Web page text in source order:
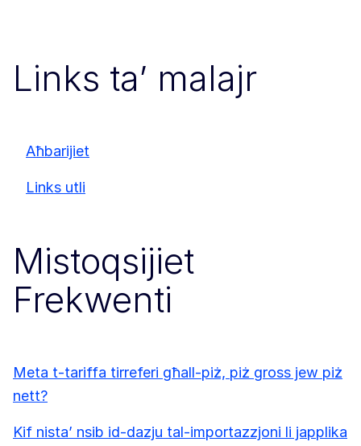
Links ta’ malajr
Aħbarijiet
Links utli
Mistoqsijiet
Frekwenti
Meta t-tariffa tirreferi għall-piż, piż gross jew piż
nett?
Kif nista’ nsib id-dazju tal-importazzjoni li japplika